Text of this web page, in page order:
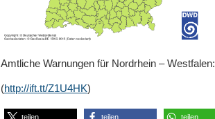
Amtliche Warnungen für Nordrhein – Westfalen:
(http://ift.tt/Z1U4HK)
teilen teilen teilen